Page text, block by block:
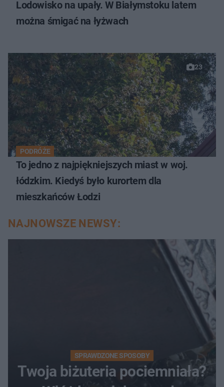
Lodowisko na upały. W Białymstoku latem
można śmigać na łyżwach
23
PODRÓŻE
To jedno z najpiękniejszych miast w woj.
łódzkim. Kiedyś było kurortem dla
mieszkańców Łodzi
NAJNOWSZE NEWSY:
SPRAWDZONE SPOSOBY
Twoja biżuteria pociemniała?